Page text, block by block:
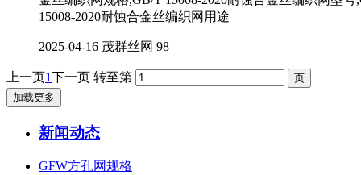
15008-2020耐蚀合金丝编织网用途
2025-04-16 茂群丝网 98
上一页1下一页 转至第
加载更多
新闻动态
GFW方孔网规格